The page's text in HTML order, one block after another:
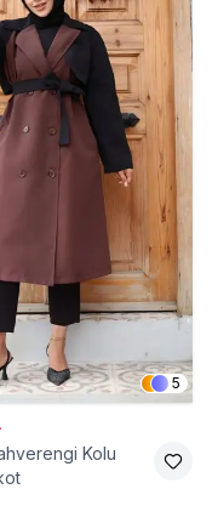
5
Kolu